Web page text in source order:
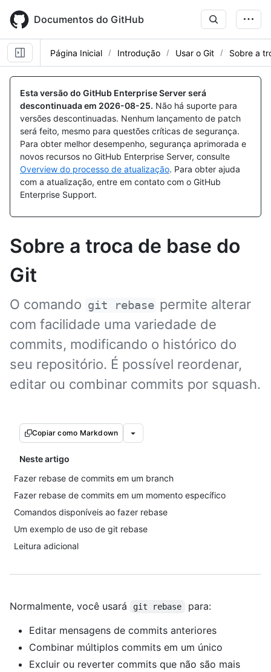
main
content
Documentos do GitHub
Página Inicial Introdução Usar o Git Sobre a
Esta versão do GitHub Enterprise Server será
descontinuada em 2026-08-25. Não há suporte para
versões descontinuadas. Nenhum lançamento de patch
será feito, mesmo para questões críticas de segurança.
Para obter melhor desempenho, segurança aprimorada e
novos recursos no GitHub Enterprise Server, consulte
Overview do processo de atualização. Para obter ajuda
com a atualização, entre em contato com o GitHub
Enterprise Support.
Sobre a troca de base do
Git
O comando git rebase permite alterar
com facilidade uma variedade de
commits, modificando o histórico do
seu repositório. É possível reordenar,
editar ou combinar commits por squash.
Copiar como Markdown
Neste artigo
Fazer rebase de commits em um branch
Fazer rebase de commits em um momento específico
Comandos disponíveis ao fazer rebase
Um exemplo de uso de git rebase
Leitura adicional
Normalmente, você usará git rebase
para:
Editar mensagens de commits anteriores
Combinar múltiplos commits em um único
Excluir ou reverter commits que não são mais